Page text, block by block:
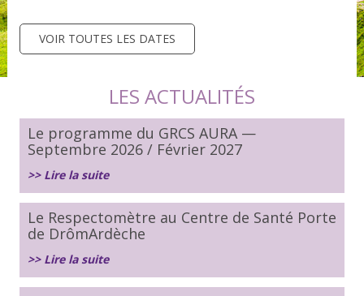
VOIR TOUTES LES DATES
LES ACTUALITÉS
Le programme du GRCS AURA —
Septembre 2026 / Février 2027
>> Lire la suite
Le Respectomètre au Centre de Santé Porte
de DrômArdèche
>> Lire la suite